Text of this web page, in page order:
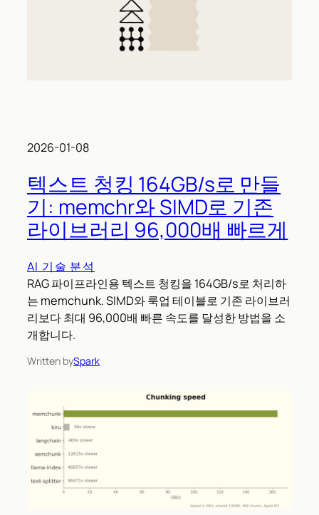
2026-01-08
텍스트 청킹 164GB/s로 만들
기: memchr와 SIMD로 기존
라이브러리 96,000배 빠르게
AI 기술 분석
RAG 파이프라인용 텍스트 청킹을 164GB/s로 처리하
는 memchunk. SIMD와 룩업 테이블로 기존 라이브러
리보다 최대 96,000배 빠른 속도를 달성한 방법을 소
개합니다.
Written bySpark